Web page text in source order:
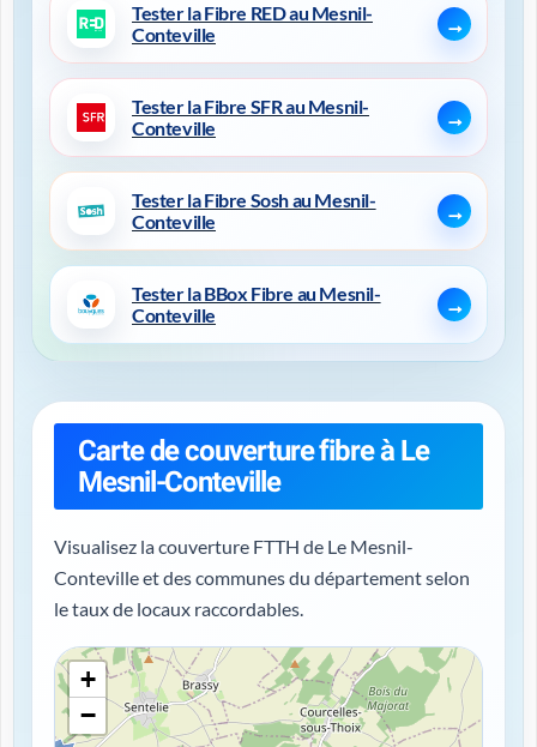
Tester la Fibre RED au Mesnil-
Conteville
Tester la Fibre SFR au Mesnil-
Conteville
Tester la Fibre Sosh au Mesnil-
Conteville
Tester la BBox Fibre au Mesnil-
Conteville
Carte de couverture fibre à Le
Mesnil-Conteville
Visualisez la couverture FTTH de Le Mesnil-
Conteville et des communes du département selon
le taux de locaux raccordables.
+
−